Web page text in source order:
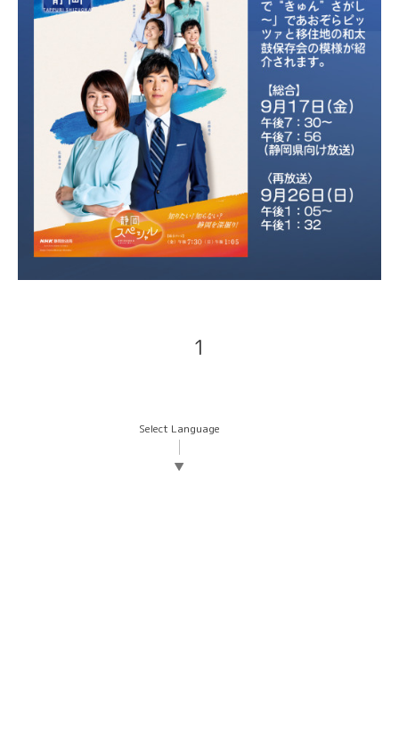
1
Select Language
▼